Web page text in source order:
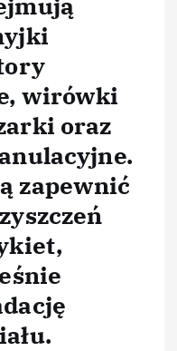
wirówki
oraz
zapewnić